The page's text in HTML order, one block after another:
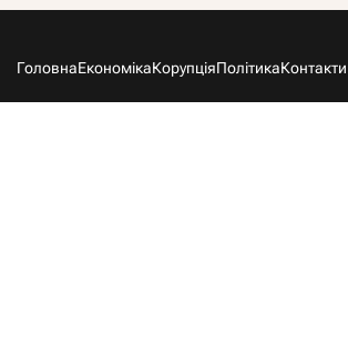
ГоловнаЕкономікаКорупціяПолітикаКонтакти